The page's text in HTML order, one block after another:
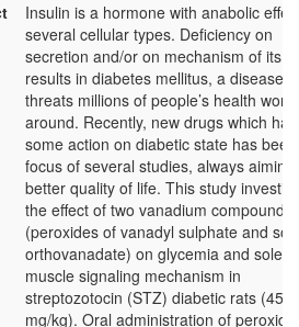
Insulin is a hormone with anabolic
several cellular types. Deficiency on
secretion and/or on mechanism of its
results in diabetes mellitus, a disease
threats millions of people’s health world
around. Recently, new drugs which has
some action on diabetic state has been
focus of several studies, always aiming
better quality of life. This study
the effect of two vanadium compounds
(peroxides of vanadyl sulphate and
orthovanadate) on glycemia and soleus
muscle signaling mechanism in
streptozotocin (STZ) diabetic rats (45
mg/kg). Oral administration of